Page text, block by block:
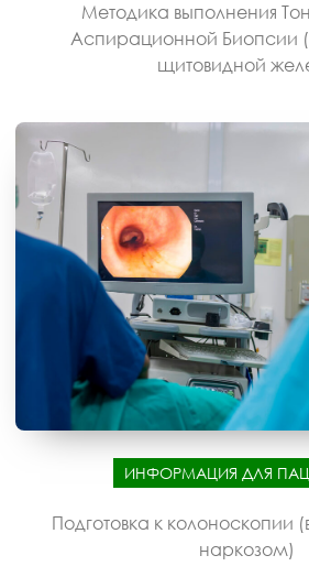
Методика выполнения
Аспирационной Биопсии
щитовидной
ИНФОРМАЦИЯ ДЛЯ
Подготовка к колоноскопии
наркозом)